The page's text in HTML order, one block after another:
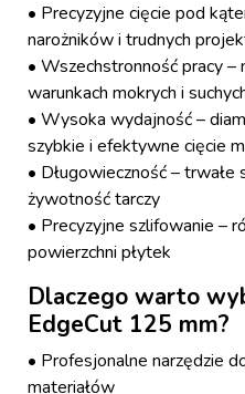
• Precyzyjne cięcie pod
narożników i trudnych
• Wszechstronność pracy
warunkach mokrych i
• Wysoka wydajność –
szybkie i efektywne cięcie
• Długowieczność –
żywotność tarczy
• Precyzyjne szlifowanie –
powierzchni płytek
Dlaczego warto
EdgeCut 125 mm?
• Profesjonalne narzędzie
materiałów